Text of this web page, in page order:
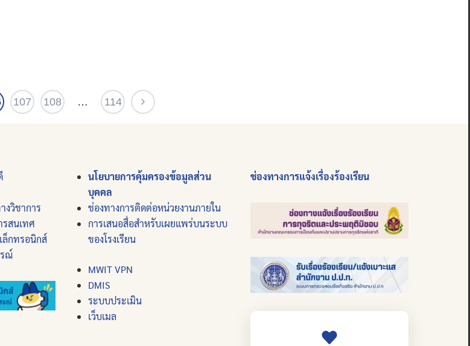
107 108 … 114
งวิชาการ
รสนเทศ
ล็กทรอนิกส์
ณ์
นโยบายการคุ้มครองข้อมูลส่วน
บุคคล
ช่องทางการติดต่อหน่วยงานภายใน
การเสนอสื่อสำหรับเผยแพร่บนระบบ
ของโรงเรียน
MWIT VPN
DMIS
ระบบประเมิน
เว็บเมล
ช่องทางการแจ้งเรื่องร้องเรียน